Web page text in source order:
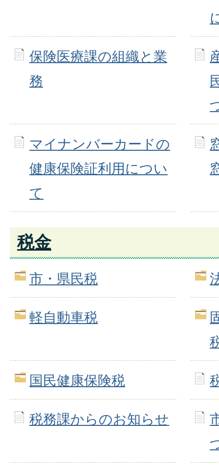
保険医療課の組織と業
務
マイナンバーカードの
健康保険証利用につい
て
税金
市・県民税
軽自動車税
国民健康保険税
税務課からのお知らせ